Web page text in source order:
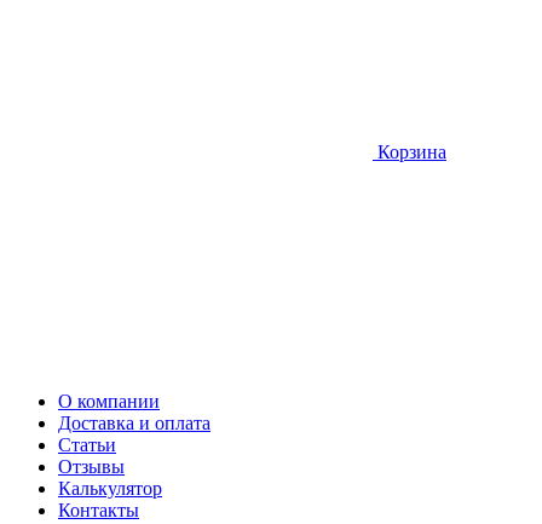
Корзина
О компании
Доставка и оплата
Статьи
Отзывы
Калькулятор
Контакты